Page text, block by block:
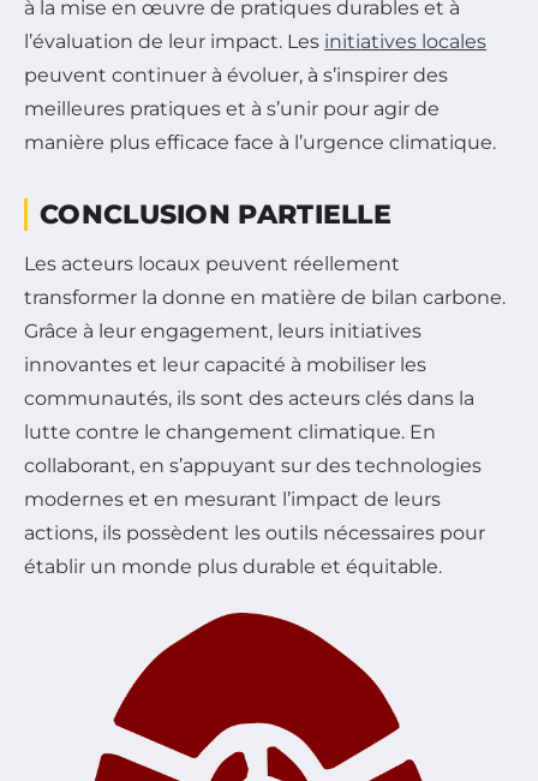
à la mise en œuvre de pratiques durables et à
l’évaluation de leur impact. Les initiatives locales
peuvent continuer à évoluer, à s’inspirer des
meilleures pratiques et à s’unir pour agir de
manière plus efficace face à l’urgence climatique.
CONCLUSION PARTIELLE
Les acteurs locaux peuvent réellement
transformer la donne en matière de bilan carbone.
Grâce à leur engagement, leurs initiatives
innovantes et leur capacité à mobiliser les
communautés, ils sont des acteurs clés dans la
lutte contre le changement climatique. En
collaborant, en s’appuyant sur des technologies
modernes et en mesurant l’impact de leurs
actions, ils possèdent les outils nécessaires pour
établir un monde plus durable et équitable.